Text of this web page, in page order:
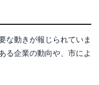
な動きが報じられていま
る企業の動向や、市によ